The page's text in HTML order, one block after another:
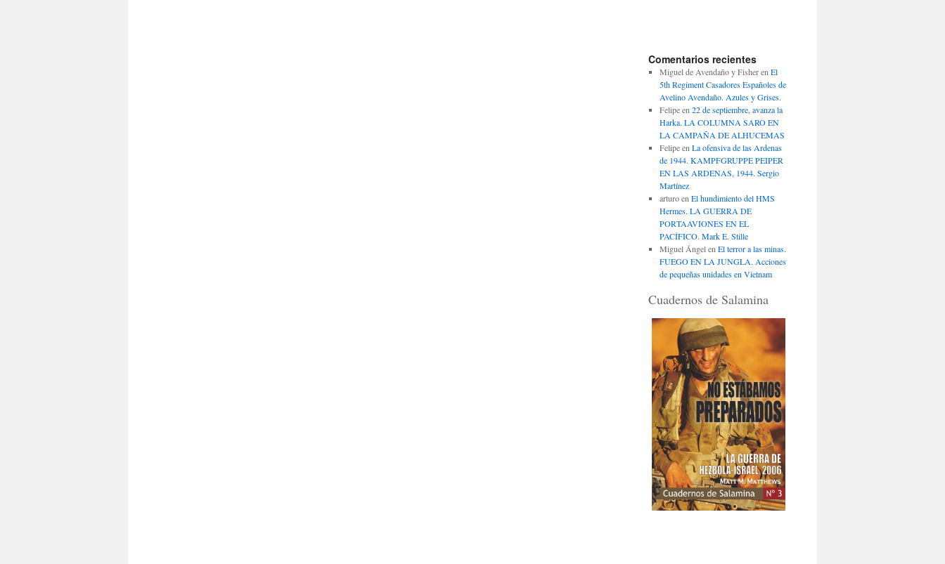
Comentarios recientes
Miguel de Avendaño y Fisheren El
5th Regiment Casadores Españoles de
Avelino Avendaño. Azules y Grises.
Felipeen 22 de septiembre, avanza la
Harka. LA COLUMNA SARO EN
LA CAMPAÑA DE ALHUCEMAS
Felipeen La ofensiva de las Ardenas
de 1944. KAMPFGRUPPE PEIPER
EN LAS ARDENAS, 1944. Sergio
Martínez
arturoen El hundimiento del HMS
Hermes. LA GUERRA DE
PORTAAVIONES EN EL
PACÍFICO. Mark E. Stille
Miguel Ángelen El terror a las minas.
FUEGO EN LA JUNGLA. Acciones
de pequeñas unidades en Vietnam
Cuadernos de Salamina